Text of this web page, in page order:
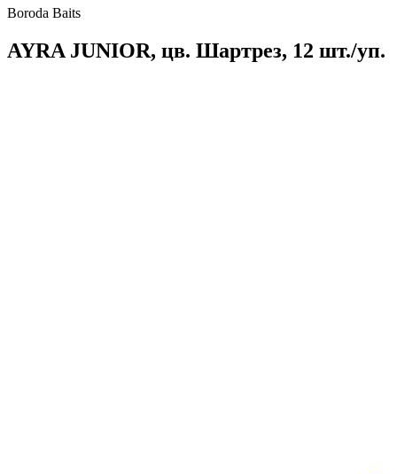
Boroda Baits
AYRA JUNIOR, цв. Шартрез, 12 шт./уп.